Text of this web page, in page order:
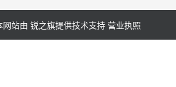
站由 锐之旗提供技术支持 营业执照